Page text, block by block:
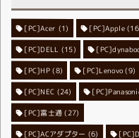
[PC]Acer (1) [PC]Apple
[PC]DELL (15)
[PC]HP(8) [PC]Lenovo(9)
[PC]NEC (24)
[PC]富士通 (27)
[PC]ACアダプター (6)